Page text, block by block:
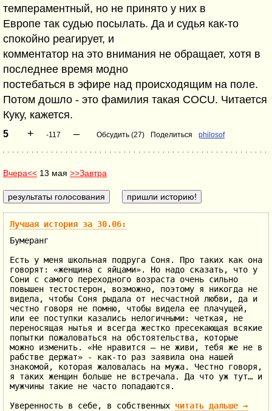
темпераментный, но не принято у них в
Европе так судью посылать. Да и судья как-то
спокойно реагирует, и
комментатор на это внимания не обращает, хотя в
последнее время модно
постебаться в эфире над происходящим на поле.
Потом дошло - это фамилия такая COCU. Читается
Куку, кажется.
5 + -117 – Обсудить (27) Поделиться philosof
Вчера<< 13 мая >>Завтра
Лучшая история за 30.06:
Бумеранг
Есть у меня школьная подруга Соня. Про таких как она
говорят: «женщина с яйцами». Но надо сказать, что у
Сони с самого переходного возраста очень сильно
повышен тестостерон, возможно, поэтому я никогда не
видела, чтобы Соня рыдала от несчастной любви, да и
честно говоря не помню, чтобы видела ее плачущей,
или ее поступки казались нелогичными: четкая, не
переносящая нытья и всегда жестко пресекающая всякие
попытки пожаловаться на обстоятельства, которые
можно изменить. «Не нравится – не живи, тебя же не в
рабстве держат» - как-то раз заявила она нашей
знакомой, которая жаловалась на мужа. Честно говоря,
я таких женщин больше не встречала. Да что уж тут… и
мужчины такие не часто попадаются.
Уверенность в себе, в собственных читать дальше →